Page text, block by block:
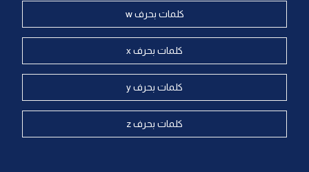
كلمات بحرف w
كلمات بحرف x
كلمات بحرف y
كلمات بحرف z